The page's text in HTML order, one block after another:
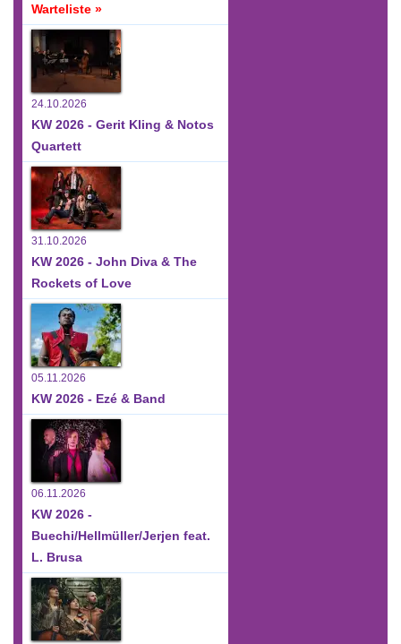
Warteliste »
24.10.2026
KW 2026 - Gerit Kling & Notos
Quartett
31.10.2026
KW 2026 - John Diva & The
Rockets of Love
05.11.2026
KW 2026 - Ezé & Band
06.11.2026
KW 2026 -
Buechi/Hellmüller/Jerjen feat.
L. Brusa